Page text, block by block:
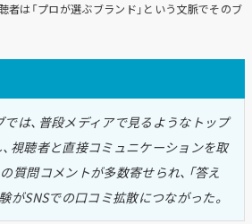
者は「プロが選ぶブランド」という文脈でそのブ
は、普段メディアで見るようなトップ
視聴者と直接コミュニケーションを取
質問コメントが多数寄せられ、「答え
がSNSでの口コミ拡散につながった。